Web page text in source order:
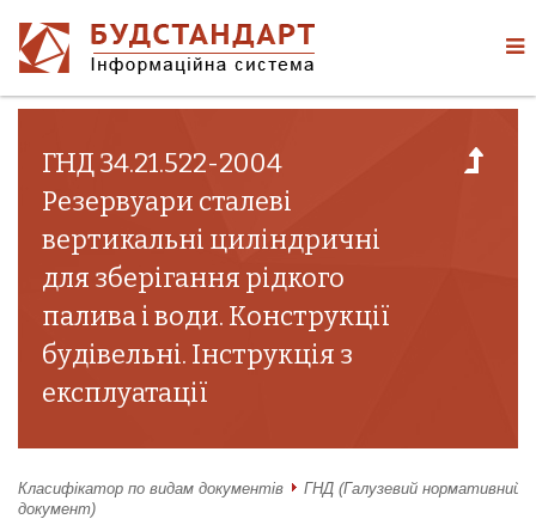
ГНД 34.21.522-2004
Резервуари сталеві
вертикальні циліндричні
для зберігання рідкого
палива і води. Конструкції
будівельні. Інструкція з
експлуатації
Класифікатор по видам документів
ГНД (Галузевий нормативний
документ)